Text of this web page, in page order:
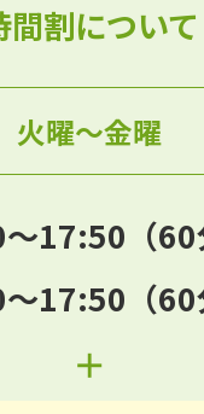
間割について
火曜～金曜
17:50（60
17:50（60
add